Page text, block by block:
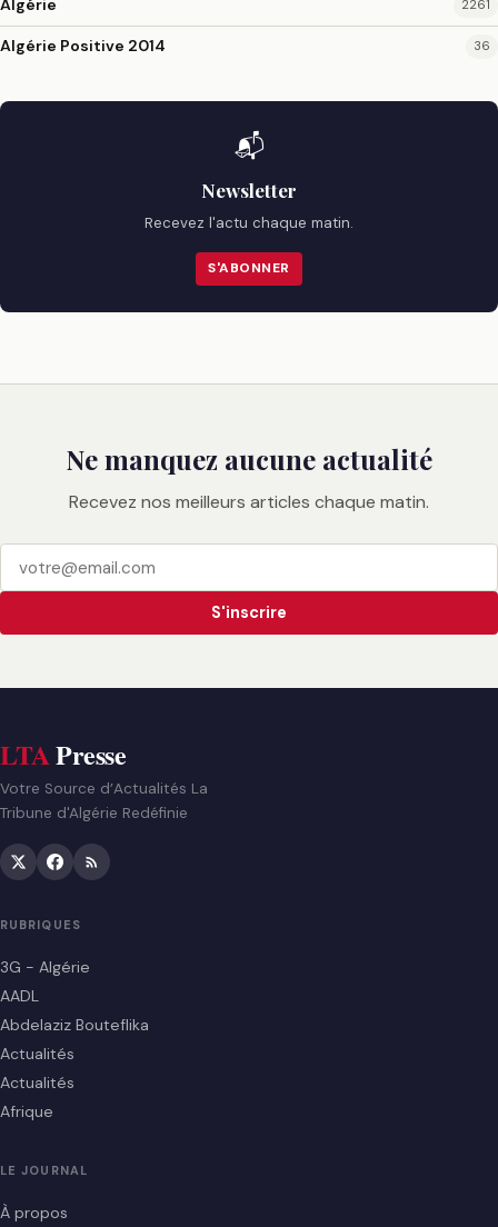
Algérie 2261
Algérie Positive 2014 36
📬
Newsletter
Recevez l'actu chaque matin.
S'ABONNER
Ne manquez aucune actualité
Recevez nos meilleurs articles chaque matin.
S'inscrire
LTAPresse
Votre Source d’Actualités La
Tribune d'Algérie Redéfinie
RUBRIQUES
3G - Algérie
AADL
Abdelaziz Bouteflika
Actualités
Actualités
Afrique
LE JOURNAL
À propos